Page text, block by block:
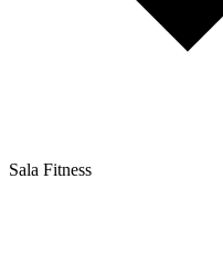
Sala Fitness